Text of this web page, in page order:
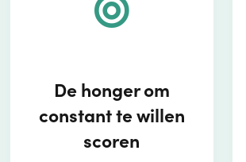
De honger om
constant te willen
scoren